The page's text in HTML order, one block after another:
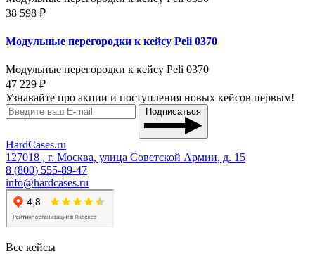
38 598 ₽
Модульные перегородки к кейсу Peli 0370
Модульные перегородки к кейсу Peli 0370
47 229 ₽
Узнавайте про акции и поступления новых кейсов первым!
Подписаться
HardCases.ru
127018 , г. Москва, улица Советской Армии, д. 15
8 (800) 555-89-47
info@hardcases.ru
Все кейсы